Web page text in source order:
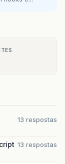
13 respostas
13 respostas